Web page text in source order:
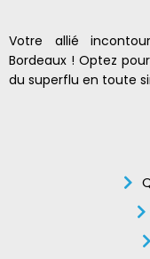
Votre allié
Bordeaux ! Optez
du superflu en toute